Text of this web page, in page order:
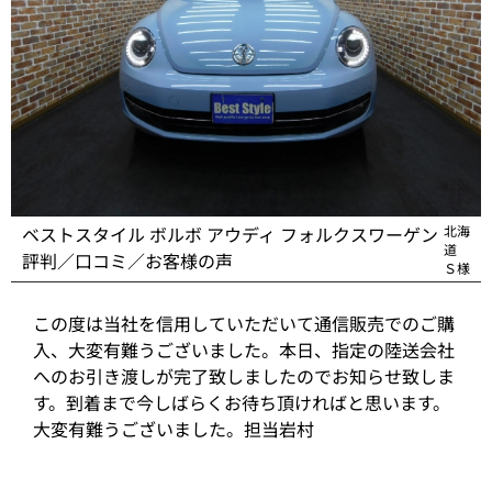
ベストスタイル ボルボ アウディ フォルクスワーゲン
評判／口コミ／お客様の声
北海
道
Ｓ様
この度は当社を信用していただいて通信販売でのご購
入、大変有難うございました。本日、指定の陸送会社
へのお引き渡しが完了致しましたのでお知らせ致しま
す。到着まで今しばらくお待ち頂ければと思います。
大変有難うございました。担当岩村